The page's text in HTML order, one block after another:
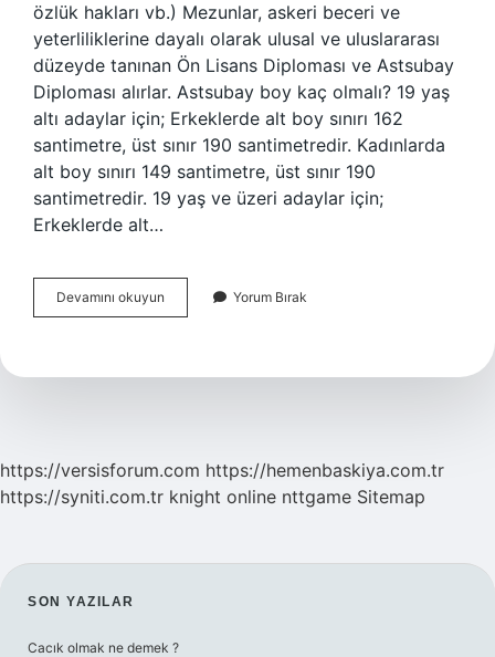
özlük hakları vb.) Mezunlar, askeri beceri ve
yeterliliklerine dayalı olarak ulusal ve uluslararası
düzeyde tanınan Ön Lisans Diploması ve Astsubay
Diploması alırlar. Astsubay boy kaç olmalı? 19 yaş
altı adaylar için; Erkeklerde alt boy sınırı 162
santimetre, üst sınır 190 santimetredir. Kadınlarda
alt boy sınırı 149 santimetre, üst sınır 190
santimetredir. 19 yaş ve üzeri adaylar için;
Erkeklerde alt…
Devamını okuyun Astsubay
Olmak
Yapmak
Yorum Bırak
https://versisforum.com https://hemenbaskiya.com.tr
https://syniti.com.tr knight online nttgame Sitemap
SIDEBAR
SON YAZILAR
Cacık olmak ne demek ?